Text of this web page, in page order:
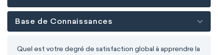
Base de Connaissances
Quel est votre degré de satisfaction global à apprendre la